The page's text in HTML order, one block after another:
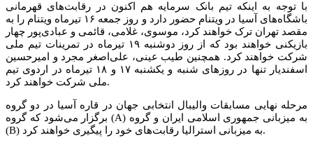
با توجه به اینکه تیم بانک سرمایه هم اکنون در رقابت‌های قهرمانی
باشگاه‌های آسیا در ویتنام حضور دارد و روز جمعه ۱۶ تیرماه ویتنام را به
مقصد تهران ترک خواهند کرد، موسوی، غلامی، قائمی و عبادی‌پور چهار
بازیکنی خواهند بود که از روز دوشنبه ۱۹ تیرماه در تمرینات تیم ملی
شرکت خواهند کرد. همچنین طیب عینی، علی‌اصغر مجرد و امیرحسین
اسفندیار تنها در روزهای شنبه و یکشنبه ۱۷ و ۱۸ تیرماه در اردوی تیم
ملی شرکت خواهند کرد.
مرحله نهایی مسابقات والیبال انتخابی جهان در قاره آسیا در دو گروه
برگزار می‌شود که گروه (A) به میزبانی جمهوری اسلامی ایران و گروه
(B) به میزبانی استرالیا رقابت‌های خود را پیگیری خواهند کرد.